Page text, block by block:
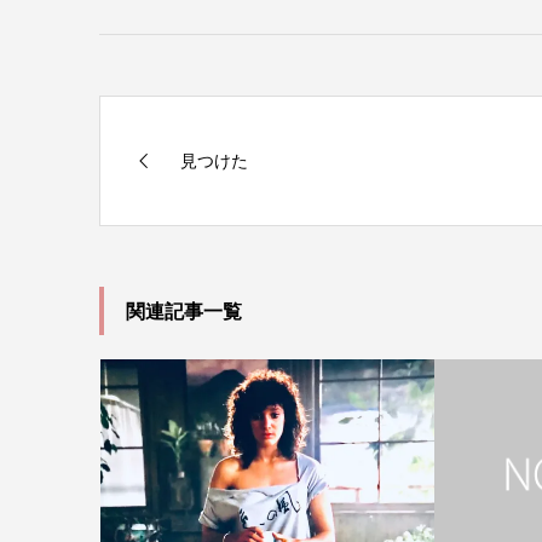
見つけた
関連記事一覧